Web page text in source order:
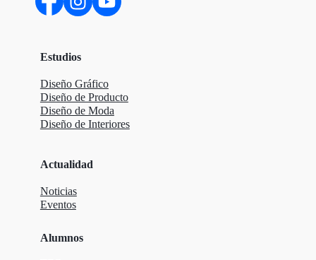
Estudios
Diseño Gráfico
Diseño de Producto
Diseño de Moda
Diseño de Interiores
Actualidad
Noticias
Eventos
Alumnos